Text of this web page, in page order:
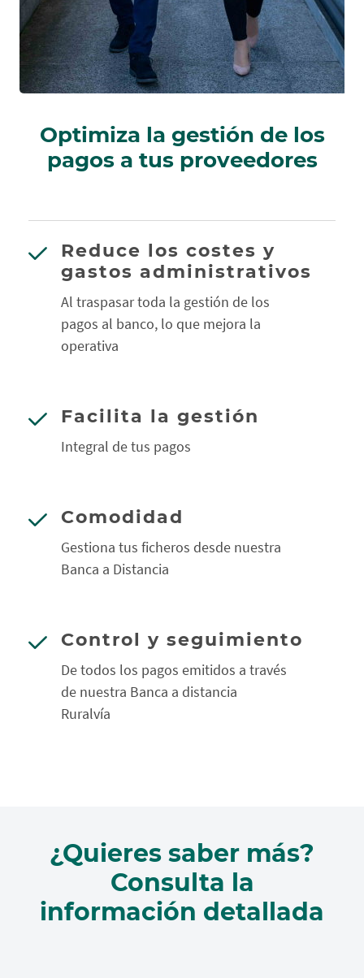
Optimiza la gestión de los
pagos a tus proveedores
Reduce los costes y
gastos administrativos
Al traspasar toda la gestión de los
pagos al banco, lo que mejora la
operativa
Facilita la gestión
Integral de tus pagos
Comodidad
Gestiona tus ficheros desde nuestra
Banca a Distancia
Control y seguimiento
De todos los pagos emitidos a través
de nuestra Banca a distancia
Ruralvía
¿Quieres saber más?
Consulta la
información detallada